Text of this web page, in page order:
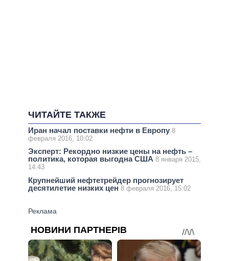
ЧИТАЙТЕ ТАКЖЕ
Иран начал поставки нефти в Европу 8
февраля 2016, 10:02
Эксперт: Рекордно низкие цены на нефть –
политика, которая выгодна США 8 января 2015,
14:43
Крупнейший нефтетрейдер прогнозирует
десятилетие низких цен 8 февраля 2016, 15:02